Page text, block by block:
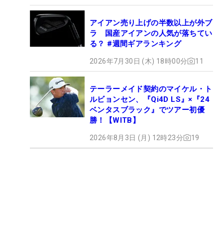
アイアン売り上げの半数以上が外ブ
ラ 国産アイアンの人気が落ちてい
る？ #週間ギアランキング
2026年7月30日 (木) 18時00分 11
テーラーメイド契約のマイケル・ト
ルビョンセン、『Qi4D LS』×『24
ベンタスブラック』でツアー初優
勝！【WITB】
2026年8月3日 (月) 12時23分 19